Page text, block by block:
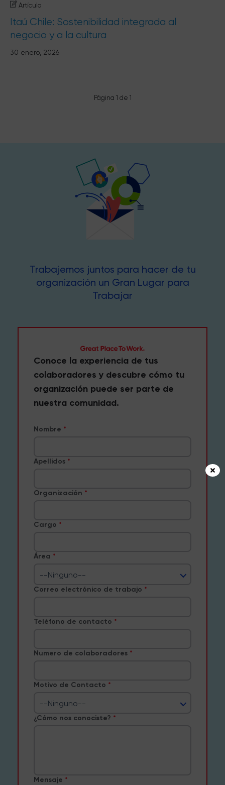
Artículo
Itaú Chile: Sostenibilidad integrada al
negocio y a la cultura
30 enero, 2026
Página 1 de 1
Trabajemos juntos para hacer de tu
organización un Gran Lugar para
Trabajar
Conoce la experiencia de tus
colaboradores y descubre cómo tu
organización puede ser parte de
nuestra comunidad.
Nombre
Apellidos
Organización
Cargo
Área
--Ninguno--
Correo electrónico de trabajo
Teléfono de contacto
Numero de colaboradores
Motivo de Contacto
--Ninguno--
¿Cómo nos conociste?
Mensaje